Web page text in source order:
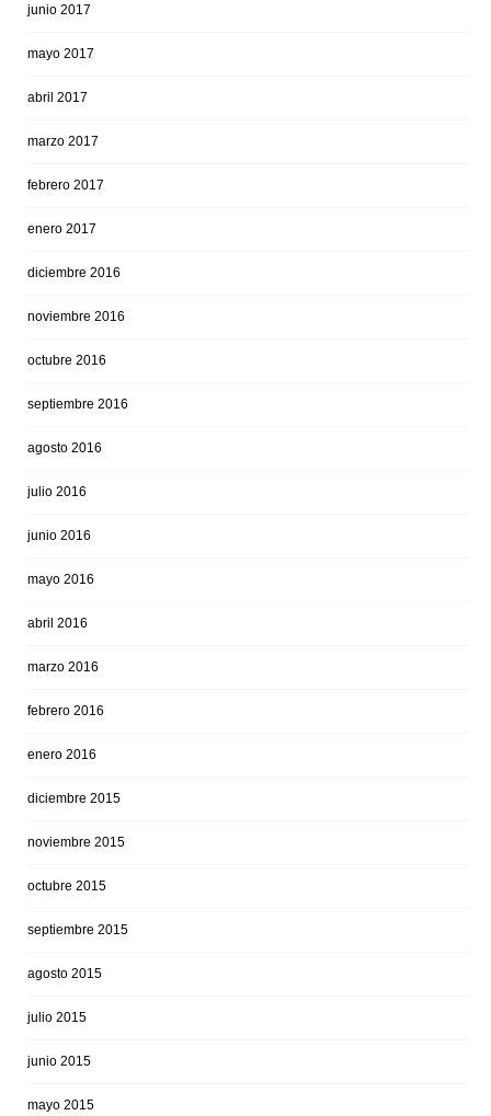
junio 2017
mayo 2017
abril 2017
marzo 2017
febrero 2017
enero 2017
diciembre 2016
noviembre 2016
octubre 2016
septiembre 2016
agosto 2016
julio 2016
junio 2016
mayo 2016
abril 2016
marzo 2016
febrero 2016
enero 2016
diciembre 2015
noviembre 2015
octubre 2015
septiembre 2015
agosto 2015
julio 2015
junio 2015
mayo 2015